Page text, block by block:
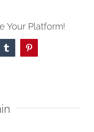
Your Platform!
TumblrPinterest